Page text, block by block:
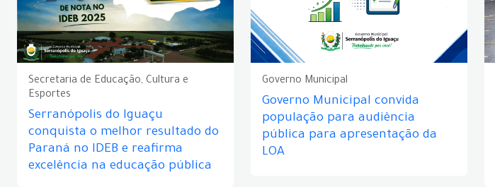
Secretaria de Educação, Cultura e
Esportes
Serranópolis do Iguaçu
conquista o melhor resultado do
Paraná no IDEB e reafirma
excelência na educação pública
Governo Municipal
Governo Municipal convida
população para audiência
pública para apresentação da
LOA